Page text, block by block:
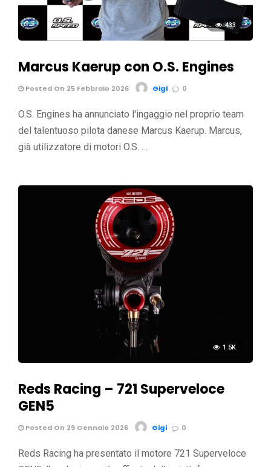
433
Marcus Kaerup con O.S. Engines
Posted On 25 Febbraio 2026 Gigi 0
O.S. Engines ha annunciato l'ingaggio nel proprio team
del talentuoso pilota danese Marcus Kaerup. Marcus,
già utilizzatore di motori O.S. …
1.5K
Reds Racing – 721 Superveloce
GEN5
Posted On 29 Gennaio 2026 Gigi 0
Reds Racing ha presentato il motore 721 Superveloce